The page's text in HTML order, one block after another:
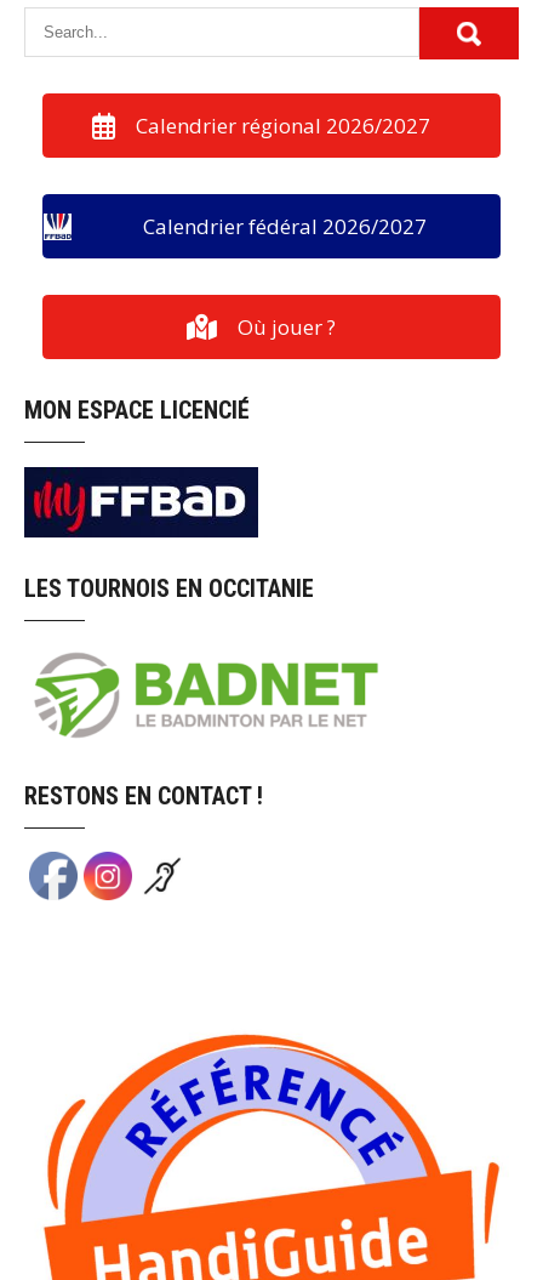
Calendrier régional 2026/2027
Calendrier fédéral 2026/2027
Où jouer ?
MON ESPACE LICENCIÉ
LES TOURNOIS EN OCCITANIE
RESTONS EN CONTACT !